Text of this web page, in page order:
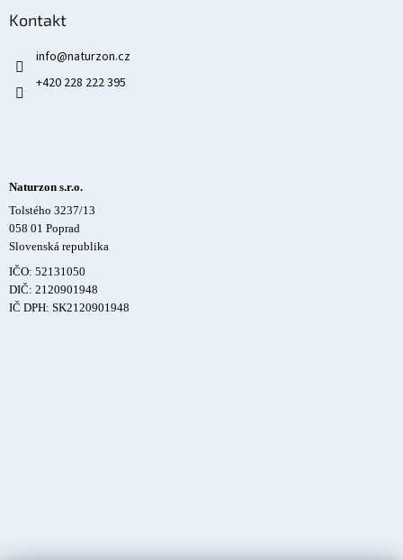
Kontakt
info@naturzon.cz
+420 228 222 395
Naturzon s.r.o.
Tolstého 3237/13
058 01 Poprad
Slovenská republika
IČO: 52131050
DIČ: 2120901948
IČ DPH: SK2120901948